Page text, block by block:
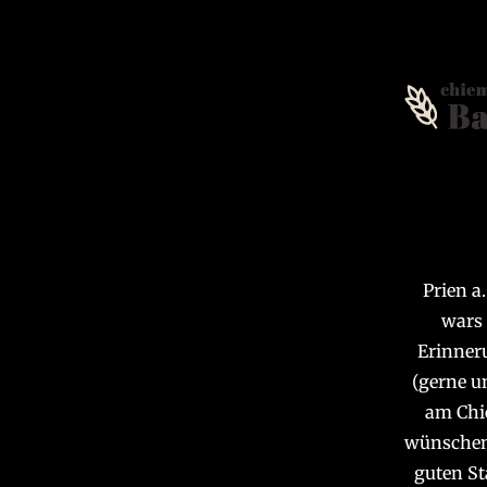
Prien
wars
(gerne
am
guten